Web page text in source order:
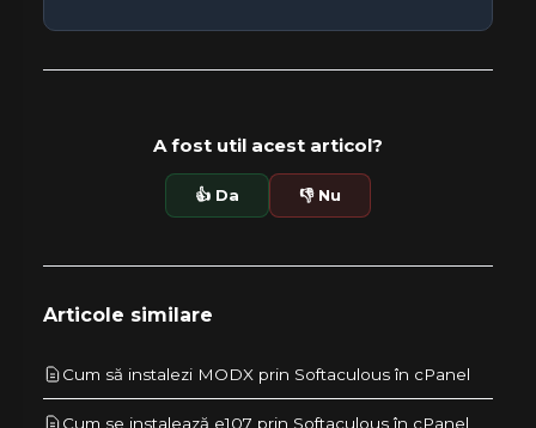
A fost util acest articol?
👍 Da 👎 Nu
Articole similare
Cum să instalezi MODX prin Softaculous în cPanel
Cum se instalează e107 prin Softaculous în cPanel